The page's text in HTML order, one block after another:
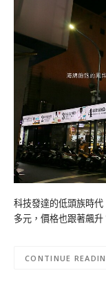
科技發達的低頭族時
多元，價格也跟著飆
CONTINUE